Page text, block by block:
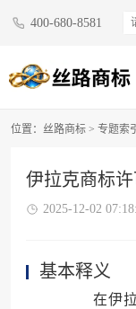
400-680-8581
位置： 丝路商标 > 专题索引
伊拉克商标
2025-12-02
基本释义
在伊拉